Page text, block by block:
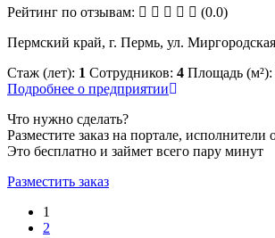
Рейтинг по отзывам:
(0.0)
Пермский край, г. Пермь, ул.
Стаж (лет): 1 Сотрудников: 4 Площадь (м²):
Подробнее о предприятии
Что нужно сделать?
Разместите заказ на портале, исполнители
Это бесплатно и займет всего пару минут
Разместить заказ
1
2